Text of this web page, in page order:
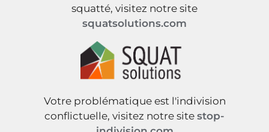
squatté, visitez notre site
squatsolutions.com
Votre problématique est l'indivision
conflictuelle, visitez notre site stop-